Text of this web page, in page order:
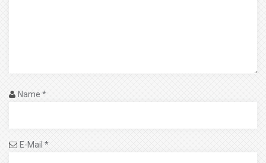
Name *
E-Mail *